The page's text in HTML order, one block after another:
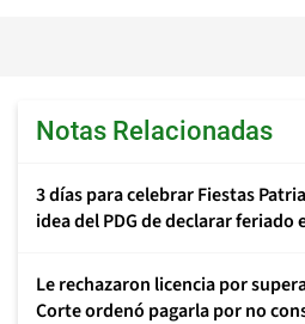
Notas Relacionadas
3 días para celebrar Fiestas
idea del PDG de declarar feriado
Le rechazaron licencia por
Corte ordenó pagarla por no